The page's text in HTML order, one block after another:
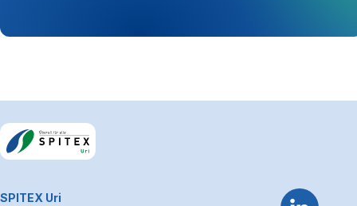
Footerbereich
~Kontaktinformationen
SPITEX Uri